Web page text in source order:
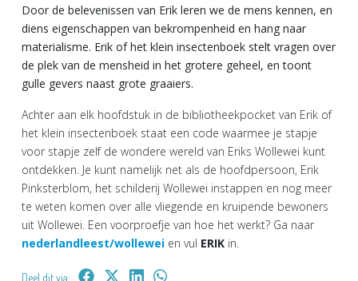
Door de belevenissen van Erik leren we de mens kennen, en
diens eigenschappen van bekrompenheid en hang naar
materialisme. Erik of het klein insectenboek stelt vragen over
de plek van de mensheid in het grotere geheel, en toont
gulle gevers naast grote graaiers.
Achter aan elk hoofdstuk in de bibliotheekpocket van Erik of
het klein insectenboek staat een code waarmee je stapje
voor stapje zelf de wondere wereld van Eriks Wollewei kunt
ontdekken. Je kunt namelijk net als de hoofdpersoon, Erik
Pinksterblom, het schilderij Wollewei instappen en nog meer
te weten komen over alle vliegende en kruipende bewoners
uit Wollewei. Een voorproefje van hoe het werkt? Ga naar
nederlandleest/wollewei en vul ERIK in.
Deel dit via: